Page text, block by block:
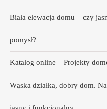
Biała elewacja domu – czy
pomysł?
Katalog online – Projekty
Wąska działka, dobry dom.
jasny i funkcjonalny.